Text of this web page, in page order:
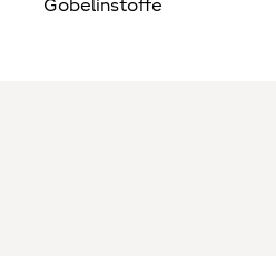
Gobelinstoffe